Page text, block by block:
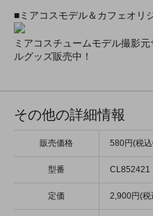
■ミアコスモデル＆カフェオリ
ミアコスチュームモデル撮影
ルグッズ販売中！
その他の詳細情報
販売価格 580円(税
型番 CL852421
定価 2,900円(